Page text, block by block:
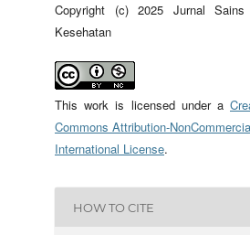
Copyright (c) 2025 Jurnal
Kesehatan
This work is licensed under a
Commons Attribution-
International License.
HOW TO CITE